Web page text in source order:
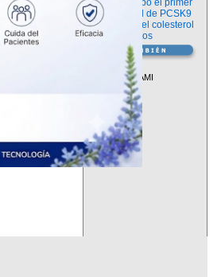
La FDA aprobó el primer
inhibidor oral de PCSK9
para reducir el colesterol
LDL en adultos
Vademécum
Descuentos PAMI